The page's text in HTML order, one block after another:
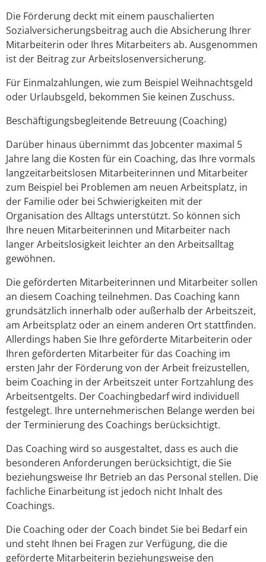
Die Förderung deckt mit einem pauschalierten
Sozialversicherungsbeitrag auch die Absicherung Ihrer
Mitarbeiterin oder Ihres Mitarbeiters ab. Ausgenommen
ist der Beitrag zur Arbeitslosenversicherung.
Für Einmalzahlungen, wie zum Beispiel Weihnachtsgeld
oder Urlaubsgeld, bekommen Sie keinen Zuschuss.
Beschäftigungsbegleitende Betreuung (Coaching)
Darüber hinaus übernimmt das Jobcenter maximal 5
Jahre lang die Kosten für ein Coaching, das Ihre vormals
langzeitarbeitslosen Mitarbeiterinnen und Mitarbeiter
zum Beispiel bei Problemen am neuen Arbeitsplatz, in
der Familie oder bei Schwierigkeiten mit der
Organisation des Alltags unterstützt. So können sich
Ihre neuen Mitarbeiterinnen und Mitarbeiter nach
langer Arbeitslosigkeit leichter an den Arbeitsalltag
gewöhnen.
Die geförderten Mitarbeiterinnen und Mitarbeiter sollen
an diesem Coaching teilnehmen. Das Coaching kann
grundsätzlich innerhalb oder außerhalb der Arbeitszeit,
am Arbeitsplatz oder an einem anderen Ort stattfinden.
Allerdings haben Sie Ihre geförderte Mitarbeiterin oder
Ihren geförderten Mitarbeiter für das Coaching im
ersten Jahr der Förderung von der Arbeit freizustellen,
beim Coaching in der Arbeitszeit unter Fortzahlung des
Arbeitsentgelts. Der Coachingbedarf wird individuell
festgelegt. Ihre unternehmerischen Belange werden bei
der Terminierung des Coachings berücksichtigt.
Das Coaching wird so ausgestaltet, dass es auch die
besonderen Anforderungen berücksichtigt, die Sie
beziehungsweise Ihr Betrieb an das Personal stellen. Die
fachliche Einarbeitung ist jedoch nicht Inhalt des
Coachings.
Die Coaching oder der Coach bindet Sie bei Bedarf ein
und steht Ihnen bei Fragen zur Verfügung, die die
geförderte Mitarbeiterin beziehungsweise den